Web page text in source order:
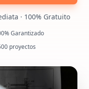
· 100% Gratuito
Garantizado
proyectos